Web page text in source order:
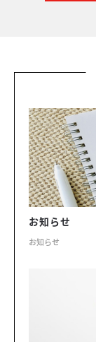
お知らせ
お知らせ